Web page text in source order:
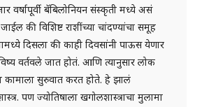
वर्षापूर्वी बॅबिलोनियन संस्कृती मध्ये असं
की विशिष्ट राशींच्या चांदण्यांचा समूह
दिसला की काही दिवसांनी पाऊस येणार
वर्तवले जात होतं. आणि त्यानुसार लोक
कामाला सुरुवात करत होते. हे झालं
पण ज्योतिषाला खगोलशास्त्राचा मुलामा